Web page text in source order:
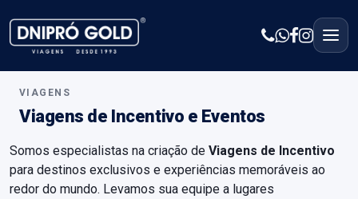
VIAGENS
Viagens de Incentivo e Eventos
Somos especialistas na criação de Viagens de Incentivo
para destinos exclusivos e experiências memoráveis ao
redor do mundo. Levamos sua equipe a lugares